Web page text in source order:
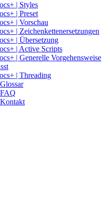
| Styles
| Preset
| Vorschau
| Zeichenkettenersetzungen
| Übersetzung
| Active Scripts
| Generelle Vorgehensweise
| Threading